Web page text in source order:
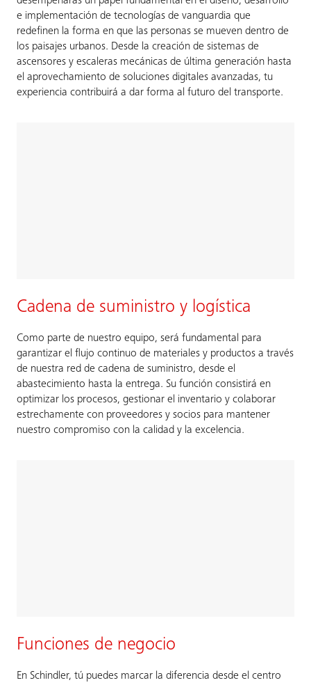
e implementación de tecnologías de vanguardia que
redefinen la forma en que las personas se mueven dentro de
los paisajes urbanos. Desde la creación de sistemas de
ascensores y escaleras mecánicas de última generación hasta
el aprovechamiento de soluciones digitales avanzadas, tu
experiencia contribuirá a dar forma al futuro del transporte.
Cadena de suministro y logística
Como parte de nuestro equipo, será fundamental para
garantizar el flujo continuo de materiales y productos a través
de nuestra red de cadena de suministro, desde el
abastecimiento hasta la entrega. Su función consistirá en
optimizar los procesos, gestionar el inventario y colaborar
estrechamente con proveedores y socios para mantener
nuestro compromiso con la calidad y la excelencia.
Funciones de negocio
En Schindler, tú puedes marcar la diferencia desde el centro